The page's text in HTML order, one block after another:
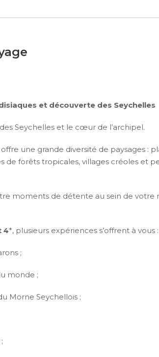
et découverte des Seychelles
Seychelles et le cœur de l’archipel.
une grande diversité de paysages :
forêts tropicales, villages créoles et
moments de détente au sein de votre
4*, plusieurs expériences s’offrent à vous :
;
monde ;
Morne Seychellois ;